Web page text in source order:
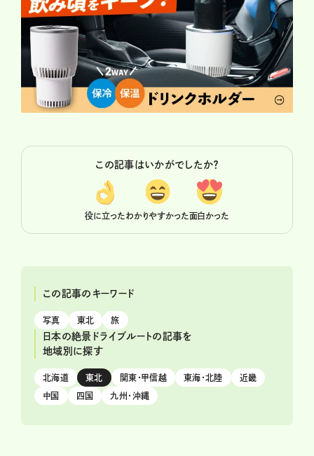
この記事はいかがでしたか？
役に立ったわかりやすかった面白かった
この記事のキーワード
写真 東北 旅
日本の絶景ドライブルートの記事を
地域別に探す
北海道 東北 関東・甲信越 東海・北陸 近畿
中国 四国 九州・沖縄